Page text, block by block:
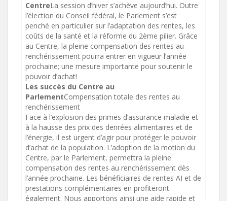
CentreLa session d’hiver s’achève aujourd’hui. Outre
l’élection du Conseil fédéral, le Parlement s’est
penché en particulier sur l’adaptation des rentes, les
coûts de la santé et la réforme du 2ème pilier. Grâce
au Centre, la pleine compensation des rentes au
renchérissement pourra entrer en vigueur l’année
prochaine; une mesure importante pour soutenir le
pouvoir d’achat!
Les succès du Centre au
ParlementCompensation totale des rentes au
renchérissement
Face à l’explosion des primes d’assurance maladie et
à la hausse des prix des denrées alimentaires et de
l’énergie, il est urgent d’agir pour protéger le pouvoir
d’achat de la population. L’adoption de la motion du
Centre, par le Parlement, permettra la pleine
compensation des rentes au renchérissement dès
l’année prochaine. Les bénéficiaires de rentes AI et de
prestations complémentaires en profiteront
également. Nous apportons ainsi une aide rapide et